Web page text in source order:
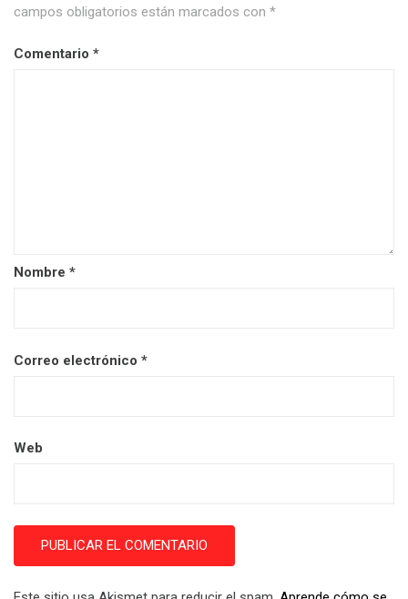
campos obligatorios están marcados con *
Comentario *
Nombre *
Correo electrónico *
Web